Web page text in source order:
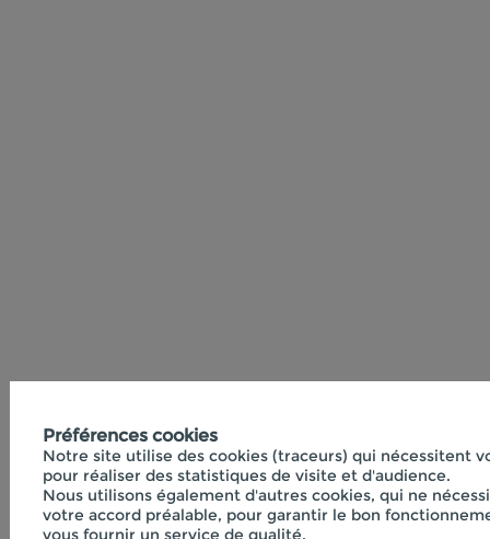
Préférences cookies
Notre site utilise des cookies (traceurs) qui nécessitent
pour réaliser des statistiques de visite et d'audience.
Nous utilisons également d'autres cookies, qui ne
votre accord préalable, pour garantir le bon
vous fournir un service de qualité.